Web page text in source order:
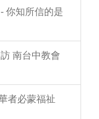
你知所信的是
南台中教會
者必蒙福祉